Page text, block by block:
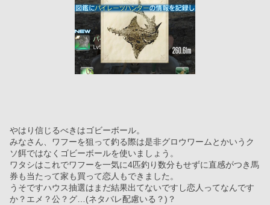
やはり信じるべきはゴビーボール。
みなさん、ワフーを狙って釣る際は是非グロウワームとかいうク
ソ餌ではなくゴビーボールを使いましょう。
ワタシはこれでワフーを一気に4匹釣り数分もせずに直感がつき馬
券も当たって家も買って恋人もできました。
うそですハウス抽選はまだ結果出てないですし恋人ってなんです
か？エメ？公？グ…(ネタバレ配慮いる？)？